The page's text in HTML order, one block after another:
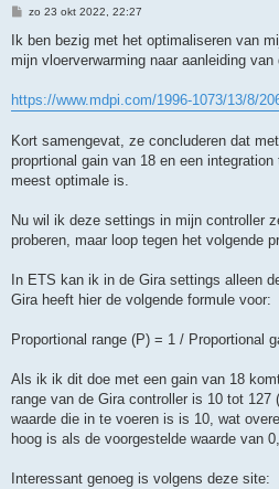
B
c
zo 23 okt 2022, 22:27
Ik ben bezig met het optimaliseren van
mijn vloerverwarming naar aanleiding van
https://www.mdpi.com/1996-1073/13/8/
Kort samengevat, ze concluderen dat
proprtional gain van 18 en een
meest optimale is.
Nu wil ik deze settings in mijn controller
proberen, maar loop tegen het volgende
In ETS kan ik in de Gira settings alleen
Gira heeft hier de volgende formule voor:
Proportional range (P) = 1 / Proportional
Als ik ik dit doe met een gain van 18
range van de Gira controller is 10 tot 127
waarde die in te voeren is is 10, wat
hoog is als de voorgestelde waarde van
Interessant genoeg is volgens deze site: